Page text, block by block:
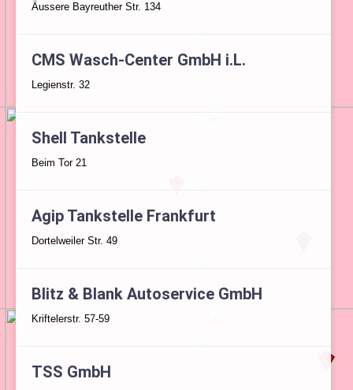
Äussere Bayreuther Str. 134
CMS Wasch-Center GmbH i.L.
Legienstr. 32
Shell Tankstelle
Beim Tor 21
Agip Tankstelle Frankfurt
Dortelweiler Str. 49
Blitz & Blank Autoservice GmbH
Kriftelerstr. 57-59
TSS GmbH